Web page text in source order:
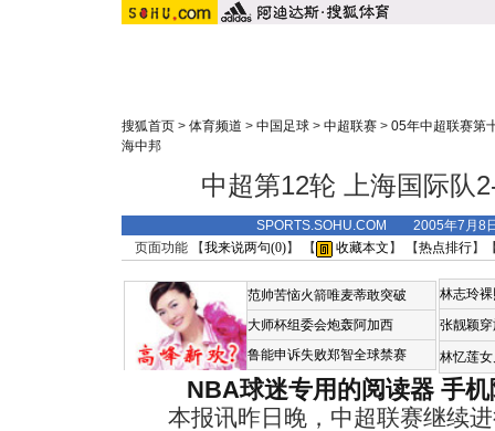
搜狐首页 > 体育频道 > 中国足球 > 中超联赛 > 05年中超联赛第
海中邦
中超第12轮 上海国际队
SPORTS.SOHU.COM 2005年7月8
页面功能 【我来说两句(0)】 【 收藏本文 】 【热点排行】
范帅苦恼火箭唯麦蒂敢突破
大师杯组委会炮轰阿加西
鲁能申诉失败郑智全球禁赛
林志玲
张靓颖
林忆莲
NBA球迷专用的阅读器 手
本报讯昨日晚，中超联赛继续进